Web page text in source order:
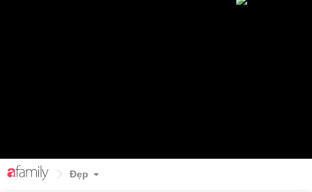
Đẹp